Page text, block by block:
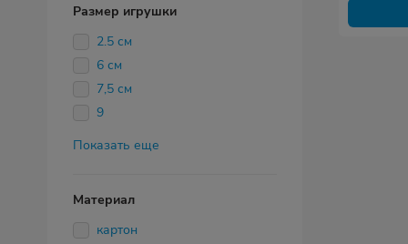
Размер игрушки
2.5 см
6 см
7,5 см
9
Показать еще
Материал
картон